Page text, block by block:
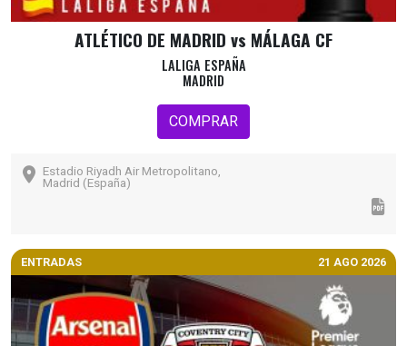
ATLÉTICO DE MADRID vs MÁLAGA CF
LALIGA ESPAÑA
MADRID
COMPRAR
Estadio Riyadh Air Metropolitano,
Madrid (España)
ENTRADAS 21 AGO 2026